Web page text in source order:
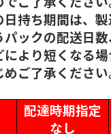
持ち期間は、製
ックの配送日
より短くなる
ご了承ください
配達時期指定
なし